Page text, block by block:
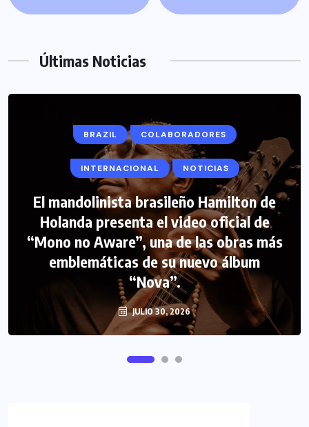
Últimas Noticias
BRAZIL COLABORADORES
INTERNACIONAL NOTICIAS
El mandolinista brasileño Hamilton de
Holanda presenta el video oficial de
“Mono no Aware”, una de las obras más
emblemáticas de su nuevo álbum
“Nova”.
JULIO 30, 2026